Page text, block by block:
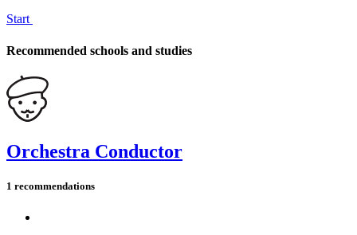
Start
Recommended schools and studies
Orchestra Conductor
1 recommendations